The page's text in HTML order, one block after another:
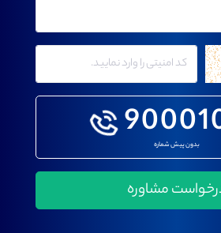
بدون پیش شماره